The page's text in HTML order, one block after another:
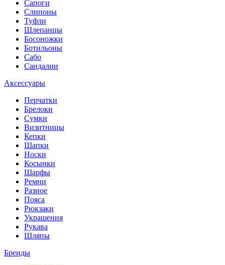
Сапоги
Слипоны
Туфли
Шлепанцы
Босоножки
Ботильоны
Сабо
Сандалии
Аксессуары
Перчатки
Брелоки
Сумки
Визитницы
Кепки
Шапки
Носки
Косынки
Шарфы
Ремни
Разное
Пояса
Рюкзаки
Украшения
Рукава
Шляпы
Бренды